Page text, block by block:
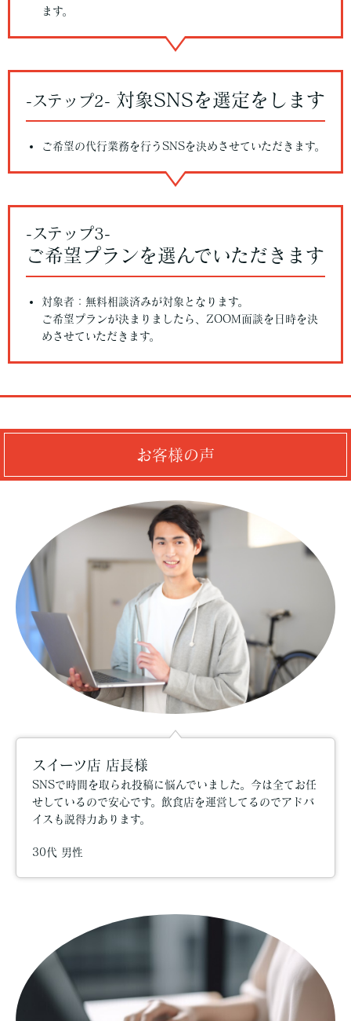
ます。
-ステップ2- 対象SNSを選定をします
ご希望の代行業務を行うSNSを決めさせていただきます。
-ステップ3-
ご希望プランを選んでいただきます
対象者：無料相談済みが対象となります。
ご希望プランが決まりましたら、ZOOM面談を日時を決
めさせていただきます。
お客様の声
スイーツ店 店長様
SNSで時間を取られ投稿に悩んでいました。今は全てお任
せしているので安心です。飲食店を運営してるのでアドバ
イスも説得力あります。
30代 男性